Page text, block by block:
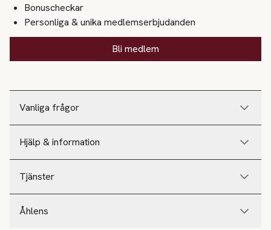
Vanliga frågor
Hjälp & information
Tjänster
Åhlens
Bonuscheckar
Personliga & unika medlemserbjudanden
Bli medlem